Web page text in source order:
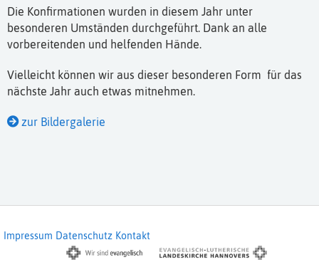
Die Konfirmationen wurden in diesem Jahr unter
besonderen Umständen durchgeführt. Dank an alle
vorbereitenden und helfenden Hände.
Vielleicht können wir aus dieser besonderen Form für das
nächste Jahr auch etwas mitnehmen.
zur Bildergalerie
Impressum Datenschutz Kontakt